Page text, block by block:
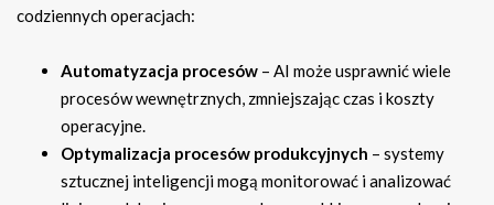
codziennych operacjach:
Automatyzacja procesów – AI może usprawnić wiele
procesów wewnętrznych, zmniejszając czas i koszty
operacyjne.
Optymalizacja procesów produkcyjnych – systemy
sztucznej inteligencji mogą monitorować i analizować